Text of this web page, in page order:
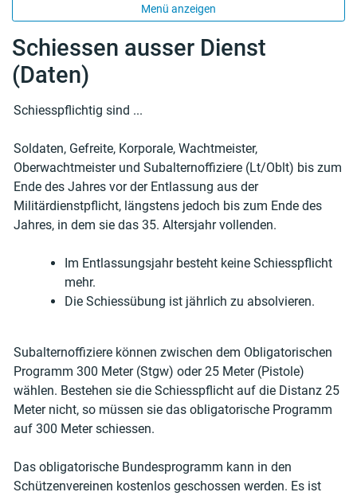
Menü anzeigen
Schiessen ausser Dienst
(Daten)
Schiesspflichtig sind ...
Soldaten, Gefreite, Korporale, Wachtmeister,
Oberwachtmeister und Subalternoffiziere (Lt/Oblt) bis zum
Ende des Jahres vor der Entlassung aus der
Militärdienstpflicht, längstens jedoch bis zum Ende des
Jahres, in dem sie das 35. Altersjahr vollenden.
Im Entlassungsjahr besteht keine Schiesspflicht
mehr.
Die Schiessübung ist jährlich zu absolvieren.
Subalternoffiziere können zwischen dem Obligatorischen
Programm 300 Meter (Stgw) oder 25 Meter (Pistole)
wählen. Bestehen sie die Schiesspflicht auf die Distanz 25
Meter nicht, so müssen sie das obligatorische Programm
auf 300 Meter schiessen.
Das obligatorische Bundesprogramm kann in den
Schützenvereinen kostenlos geschossen werden. Es ist